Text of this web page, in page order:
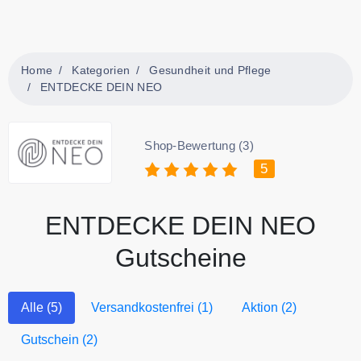
Home Kategorien
Gesundheit und Pflege
ENTDECKE DEIN NEO
Shop-Bewertung (3)
5
ENTDECKE DEIN NEO
Gutscheine
Alle (5) Versandkostenfrei (1) Aktion (2)
Gutschein (2)